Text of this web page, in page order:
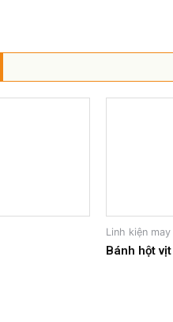
Linh kiện
Bánh hột